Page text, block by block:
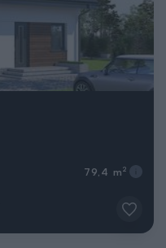
79,4 m 2